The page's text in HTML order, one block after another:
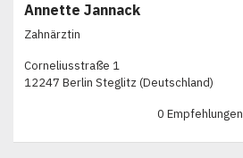
Annette Jannack
Zahnärztin
Corneliusstraße 1
12247 Berlin Steglitz (Deutschland)
0 Empfehlungen